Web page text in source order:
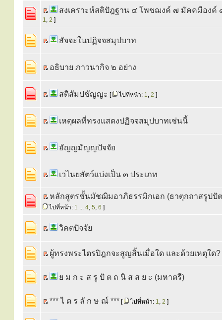
สงเคราะห์สติปัฎฐาน ๔ โพชฌงค์ ๗ มัคคมีองค์
1, 2 ]
สัจจะในปฏิจจสมุปบาท
อธิบาย ภาวนากิจ ๒ อย่าง
สติสัมปชัญญะ [ ไปที่หน้า: 1, 2 ]
เหตุผลที่ทรงแสดงปฏิจจสมุปบาทเช่นนี้
อัญญมัญญปัจจัย
เวไนยสัตว์แบ่งเป็น ๓ ประเภท
หลักสูตรชั้นมัชฌิมอาภิธรรมิกเอก (ธาตุกถาสรูปปั
ไปที่หน้า: 1 ... 4, 5, 6 ]
วิคตปัจจัย
ผู้ทรงพระไตรปิฎกจะสูญสิ้นเมื่อใด และด้วยเหตุใด?
ย ม ก ะ ส รู ปั ต ถ นิ ส ส ย ะ (มหาตรี)
*** ไ ต ร ลั ก ษ ณ์ *** [ ไปที่หน้า: 1, 2 ]